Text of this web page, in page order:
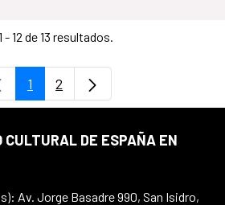
12 de 13 resultados.
Página
1 Página
2
CULTURAL DE ESPAÑA EN
Av. Jorge Basadre 990, San Isidro,